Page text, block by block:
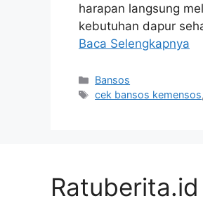
harapan langsung
kebutuhan dapur
Baca Selengkapnya
Kategori
Bansos
Tag
cek bansos kemensos,
Ratuberita.id